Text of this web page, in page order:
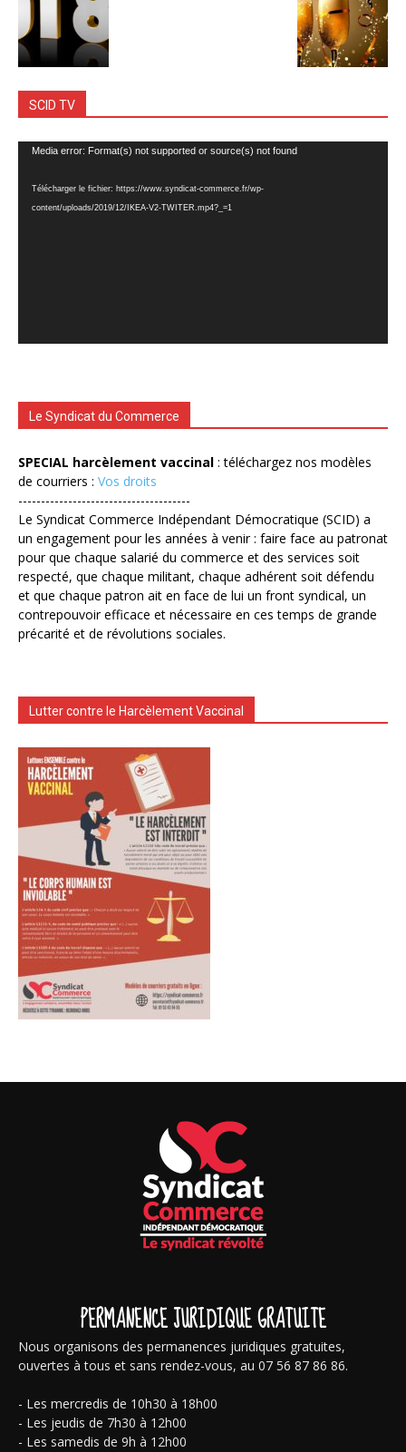
SCID TV
Lecteur
Media error: Format(s) not supported or source(s) not found
Télécharger le fichier: https://www.syndicat-commerce.fr/wp-
content/uploads/2019/12/IKEA-V2-TWITER.mp4?_=1
Le Syndicat du Commerce
SPECIAL harcèlement vaccinal : téléchargez nos modèles
de courriers : Vos droits
--------------------------------------
Le Syndicat Commerce Indépendant Démocratique (SCID) a
un engagement pour les années à venir : faire face au patronat
pour que chaque salarié du commerce et des services soit
respecté, que chaque militant, chaque adhérent soit défendu
et que chaque patron ait en face de lui un front syndical, un
contrepouvoir efficace et nécessaire en ces temps de grande
précarité et de révolutions sociales.
Lutter contre le Harcèlement Vaccinal
PERMANENCE JURIDIQUE GRATUITE
Nous organisons des permanences juridiques gratuites,
ouvertes à tous et sans rendez-vous, au 07 56 87 86 86.
- Les mercredis de 10h30 à 18h00
- Les jeudis de 7h30 à 12h00
- Les samedis de 9h à 12h00